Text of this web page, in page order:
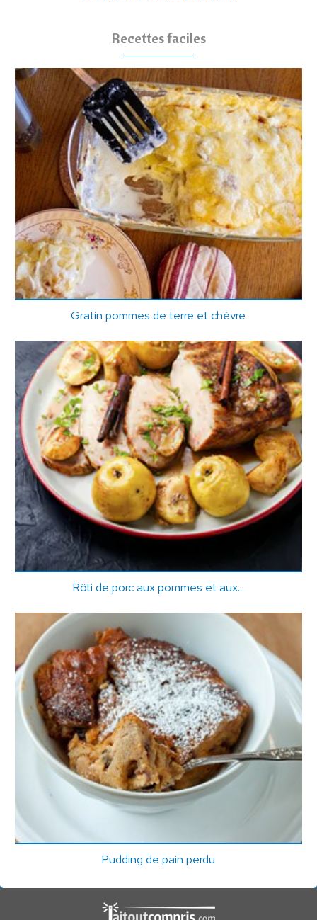
Recettes faciles
Gratin pommes de terre et chèvre
Rôti de porc aux pommes et aux...
Pudding de pain perdu